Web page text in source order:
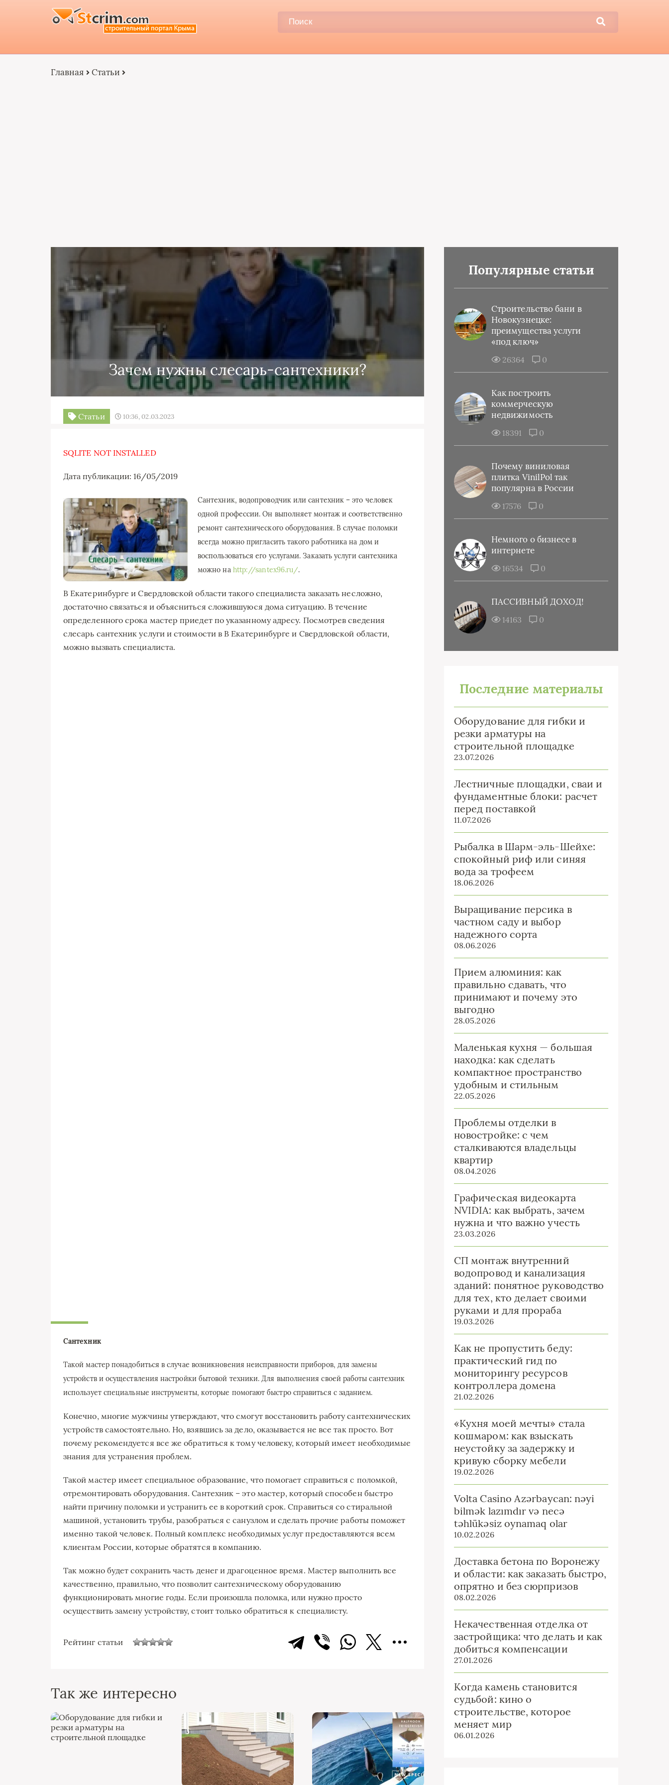
Главная Статьи
Зачем нужны слесарь-сантехники?
Статьи 10:36, 02.03.2023
SQLITE NOT INSTALLED
Дата публикации: 16/05/2019
Сантехник, водопроводчик или сантехник – это человек
одной профессии. Он выполняет монтаж и соответственно
ремонт сантехнического оборудования. В случае поломки
всегда можно пригласить такого работника на дом и
воспользоваться его услугами. Заказать услуги сантехника
можно на http://santex96.ru/.
В Екатеринбурге и Свердловской области такого специалиста заказать несложно,
достаточно связаться и объясниться сложившуюся дома ситуацию. В течение
определенного срока мастер приедет по указанному адресу. Посмотрев сведения
слесарь сантехник услуги и стоимости в В Екатеринбурге и Свердловской области,
можно вызвать специалиста.
Сантехник
Такой мастер понадобиться в случае возникновения неисправности приборов, для замены
устройств и осуществления настройки бытовой техники. Для выполнения своей работы сантехник
использует специальные инструменты, которые помогают быстро справиться с заданием.
Конечно, многие мужчины утверждают, что смогут восстановить работу сантехнических
устройств самостоятельно. Но, взявшись за дело, оказывается не все так просто. Вот
почему рекомендуется все же обратиться к тому человеку, который имеет необходимые
знания для устранения проблем.
Такой мастер имеет специальное образование, что помогает справиться с поломкой,
отремонтировать оборудования. Сантехник – это мастер, который способен быстро
найти причину поломки и устранить ее в короткий срок. Справиться со стиральной
машиной, установить трубы, разобраться с санузлом и сделать прочие работы поможет
именно такой человек. Полный комплекс необходимых услуг предоставляются всем
клиентам России, которые обратятся в компанию.
Так можно будет сохранить часть денег и драгоценное время. Мастер выполнить все
качественно, правильно, что позволит сантехническому оборудованию
функционировать многие годы. Если произошла поломка, или нужно просто
осуществить замену устройству, стоит только обратиться к специалисту.
Рейтинг статьи
Так же интересно
Популярные статьи
Строительство бани в
Новокузнецке:
преимущества услуги
«под ключ»
26364 0
Как построить
коммерческую
недвижимость
18391 0
Почему виниловая
плитка VinilPol так
популярна в России
17576 0
Немного о бизнесе в
интернете
16534 0
ПАССИВНЫЙ ДОХОД!
14163 0
Последние материалы
Оборудование для гибки и
резки арматуры на
строительной площадке
23.07.2026
Лестничные площадки, сваи и
фундаментные блоки: расчет
перед поставкой
11.07.2026
Рыбалка в Шарм-эль-Шейхе:
спокойный риф или синяя
вода за трофеем
18.06.2026
Выращивание персика в
частном саду и выбор
надежного сорта
08.06.2026
Прием алюминия: как
правильно сдавать, что
принимают и почему это
выгодно
28.05.2026
Маленькая кухня — большая
находка: как сделать
компактное пространство
удобным и стильным
22.05.2026
Проблемы отделки в
новостройке: с чем
сталкиваются владельцы
квартир
08.04.2026
Графическая видеокарта
NVIDIA: как выбрать, зачем
нужна и что важно учесть
23.03.2026
СП монтаж внутренний
водопровод и канализация
зданий: понятное руководство
для тех, кто делает своими
руками и для прораба
19.03.2026
Как не пропустить беду:
практический гид по
мониторингу ресурсов
контроллера домена
21.02.2026
«Кухня моей мечты» стала
кошмаром: как взыскать
неустойку за задержку и
кривую сборку мебели
19.02.2026
Volta Casino Azərbaycan: nəyi
bilmək lazımdır və necə
təhlükəsiz oynamaq olar
10.02.2026
Доставка бетона по Воронежу
и области: как заказать быстро,
опрятно и без сюрпризов
08.02.2026
Некачественная отделка от
застройщика: что делать и как
добиться компенсации
27.01.2026
Когда камень становится
судьбой: кино о
строительстве, которое
меняет мир
06.01.2026